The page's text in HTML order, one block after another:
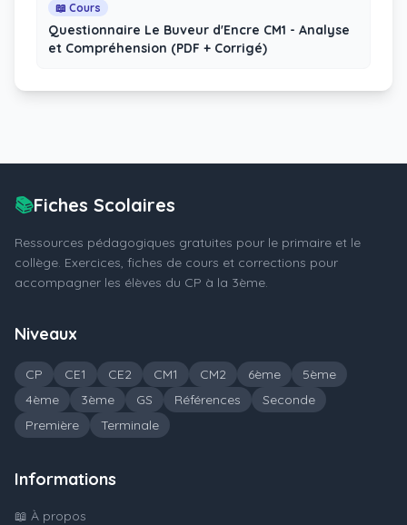
📖 Cours
Questionnaire Le Buveur d'Encre CM1 - Analyse
et Compréhension (PDF + Corrigé)
📚Fiches Scolaires
Ressources pédagogiques gratuites pour le primaire et le
collège. Exercices, fiches de cours et corrections pour
accompagner les élèves du CP à la 3ème.
Niveaux
CP CE1 CE2 CM1 CM2 6ème
5ème
4ème
3ème GS Références
Seconde
Première
Terminale
Informations
📖 À propos